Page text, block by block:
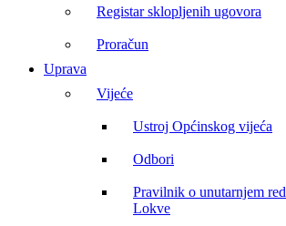
Registar sklopljenih ugovora
Proračun
Uprava
Vijeće
Ustroj Općinskog vijeća
Odbori
Pravilnik o unutarnjem
Lokve